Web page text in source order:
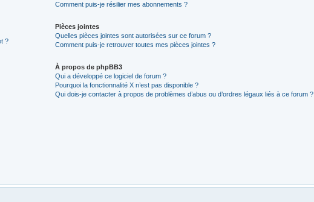
?
Comment puis-je résilier mes abonnements ?
Pièces jointes
Quelles pièces jointes sont autorisées sur ce forum ?
Comment puis-je retrouver toutes mes pièces jointes ?
À propos de phpBB3
Qui a développé ce logiciel de forum ?
Pourquoi la fonctionnalité X n’est pas disponible ?
Qui dois-je contacter à propos de problèmes d’abus ou d’ordres légaux liés à ce forum ?